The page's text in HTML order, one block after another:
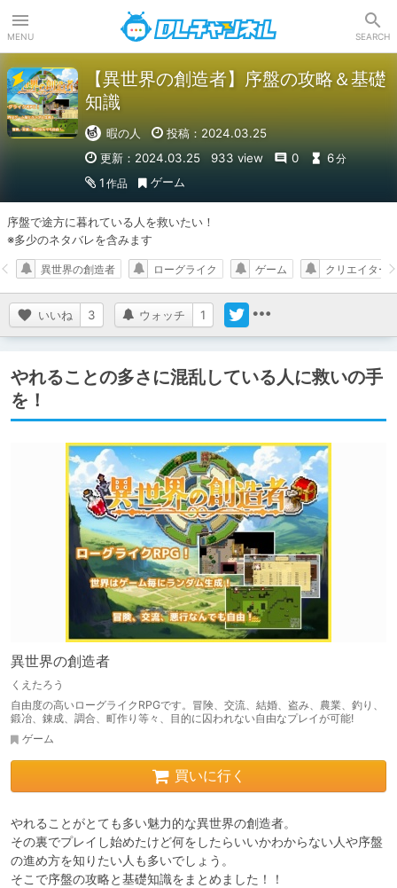
MENU SEARCH
【異世界の創造者】序盤の攻略＆基礎
知識
暇の人
投稿：2024.03.25
更新：2024.03.25
933 view 0 6分
1 作品 ゲーム
序盤で途方に暮れている人を救いたい！
※多少のネタバレを含みます
いいね 3 ウォッチ 1
異世界の創造者 ローグライク ゲーム クリエイター
やれることの多さに混乱している人に救いの手
を！
異世界の創造者
くえたろう
自由度の高いローグライクRPGです。冒険、交流、結婚、盗み、農業、釣り、
鍛冶、錬成、調合、町作り等々、目的に囚われない自由なプレイが可能!
ゲーム
買いに行く
やれることがとても多い魅力的な異世界の創造者。
その裏でプレイし始めたけど何をしたらいいかわからない人や序盤
の進め方を知りたい人も多いでしょう。
そこで序盤の攻略と基礎知識をまとめました！！